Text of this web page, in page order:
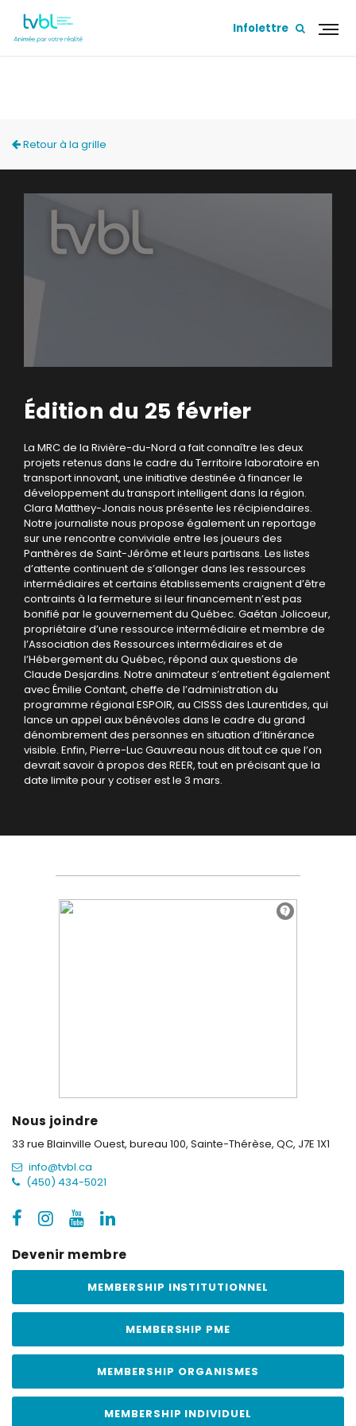
Infolettre
Retour à la grille
Édition du 25 février
La MRC de la Rivière-du-Nord a fait connaître les deux
projets retenus dans le cadre du Territoire laboratoire en
transport innovant, une initiative destinée à financer le
développement du transport intelligent dans la région.
Clara Matthey-Jonais nous présente les récipiendaires.
Notre journaliste nous propose également un reportage
sur une rencontre conviviale entre les joueurs des
Panthères de Saint-Jérôme et leurs partisans. Les listes
d’attente continuent de s’allonger dans les ressources
intermédiaires et certains établissements craignent d’être
contraints à la fermeture si leur financement n’est pas
bonifié par le gouvernement du Québec. Gaétan Jolicoeur,
propriétaire d’une ressource intermédiaire et membre de
l’Association des Ressources intermédiaires et de
l’Hébergement du Québec, répond aux questions de
Claude Desjardins. Notre animateur s’entretient également
avec Émilie Contant, cheffe de l’administration du
programme régional ESPOIR, au CISSS des Laurentides, qui
lance un appel aux bénévoles dans le cadre du grand
dénombrement des personnes en situation d’itinérance
visible. Enfin, Pierre-Luc Gauvreau nous dit tout ce que l’on
devrait savoir à propos des REER, tout en précisant que la
date limite pour y cotiser est le 3 mars.
Nous joindre
33 rue Blainville Ouest, bureau 100, Sainte-Thérèse, QC, J7E 1X1
info@tvbl.ca
(450) 434-5021
Devenir membre
MEMBERSHIP INSTITUTIONNEL
MEMBERSHIP PME
MEMBERSHIP ORGANISMES
MEMBERSHIP INDIVIDUEL